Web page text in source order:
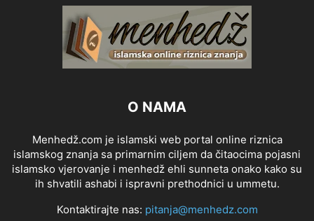
O NAMA
Menhedž.com je islamski web portal online riznica
islamskog znanja sa primarnim ciljem da čitaocima pojasni
islamsko vjerovanje i menhedž ehli sunneta onako kako su
ih shvatili ashabi i ispravni prethodnici u ummetu.
Kontaktirajte nas: pitanja@menhedz.com